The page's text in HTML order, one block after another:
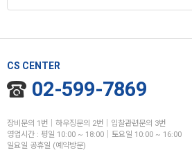
CS CENTER
02-599-7869
장비문의 1번│하우징문의 2번│입찰관련문의 3번
영업시간 : 평일 10:00 ~ 18:00│토요일 10:00 ~ 16:00
일요일 공휴일 (예약방문)